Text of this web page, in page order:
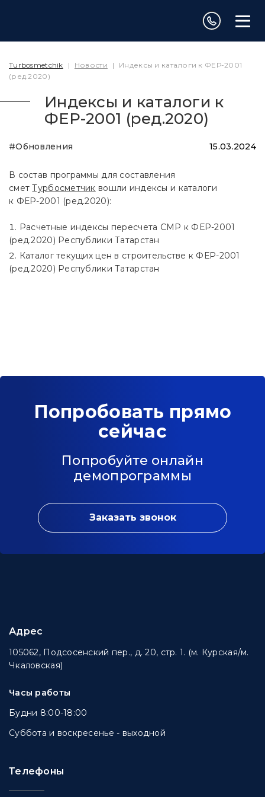
Turbosmetchik | Новости |
Индексы и каталоги к ФЕР-2001
(ред.2020)
Индексы и каталоги к
ФЕР-2001 (ред.2020)
#Обновления 15.03.2024
В состав программы для составления
сметТурбосметчик вошли индексы и каталоги
к ФЕР-2001 (ред.2020):
Расчетные индексы пересчета СМР к ФЕР-2001
(ред.2020) Республики Татарстан
Каталог текущих цен в строительстве к ФЕР-2001
(ред.2020) Республики Татарстан
Попробовать прямо
сейчас
Попробуйте онлайн
демопрограммы
Заказать звонок
Адрес
105062, Подсосенский пер., д. 20, стр. 1. (м. Курская/м.
Чкаловская)
Часы работы
Будни 8:00-18:00
Суббота и воскресенье - выходной
Телефоны